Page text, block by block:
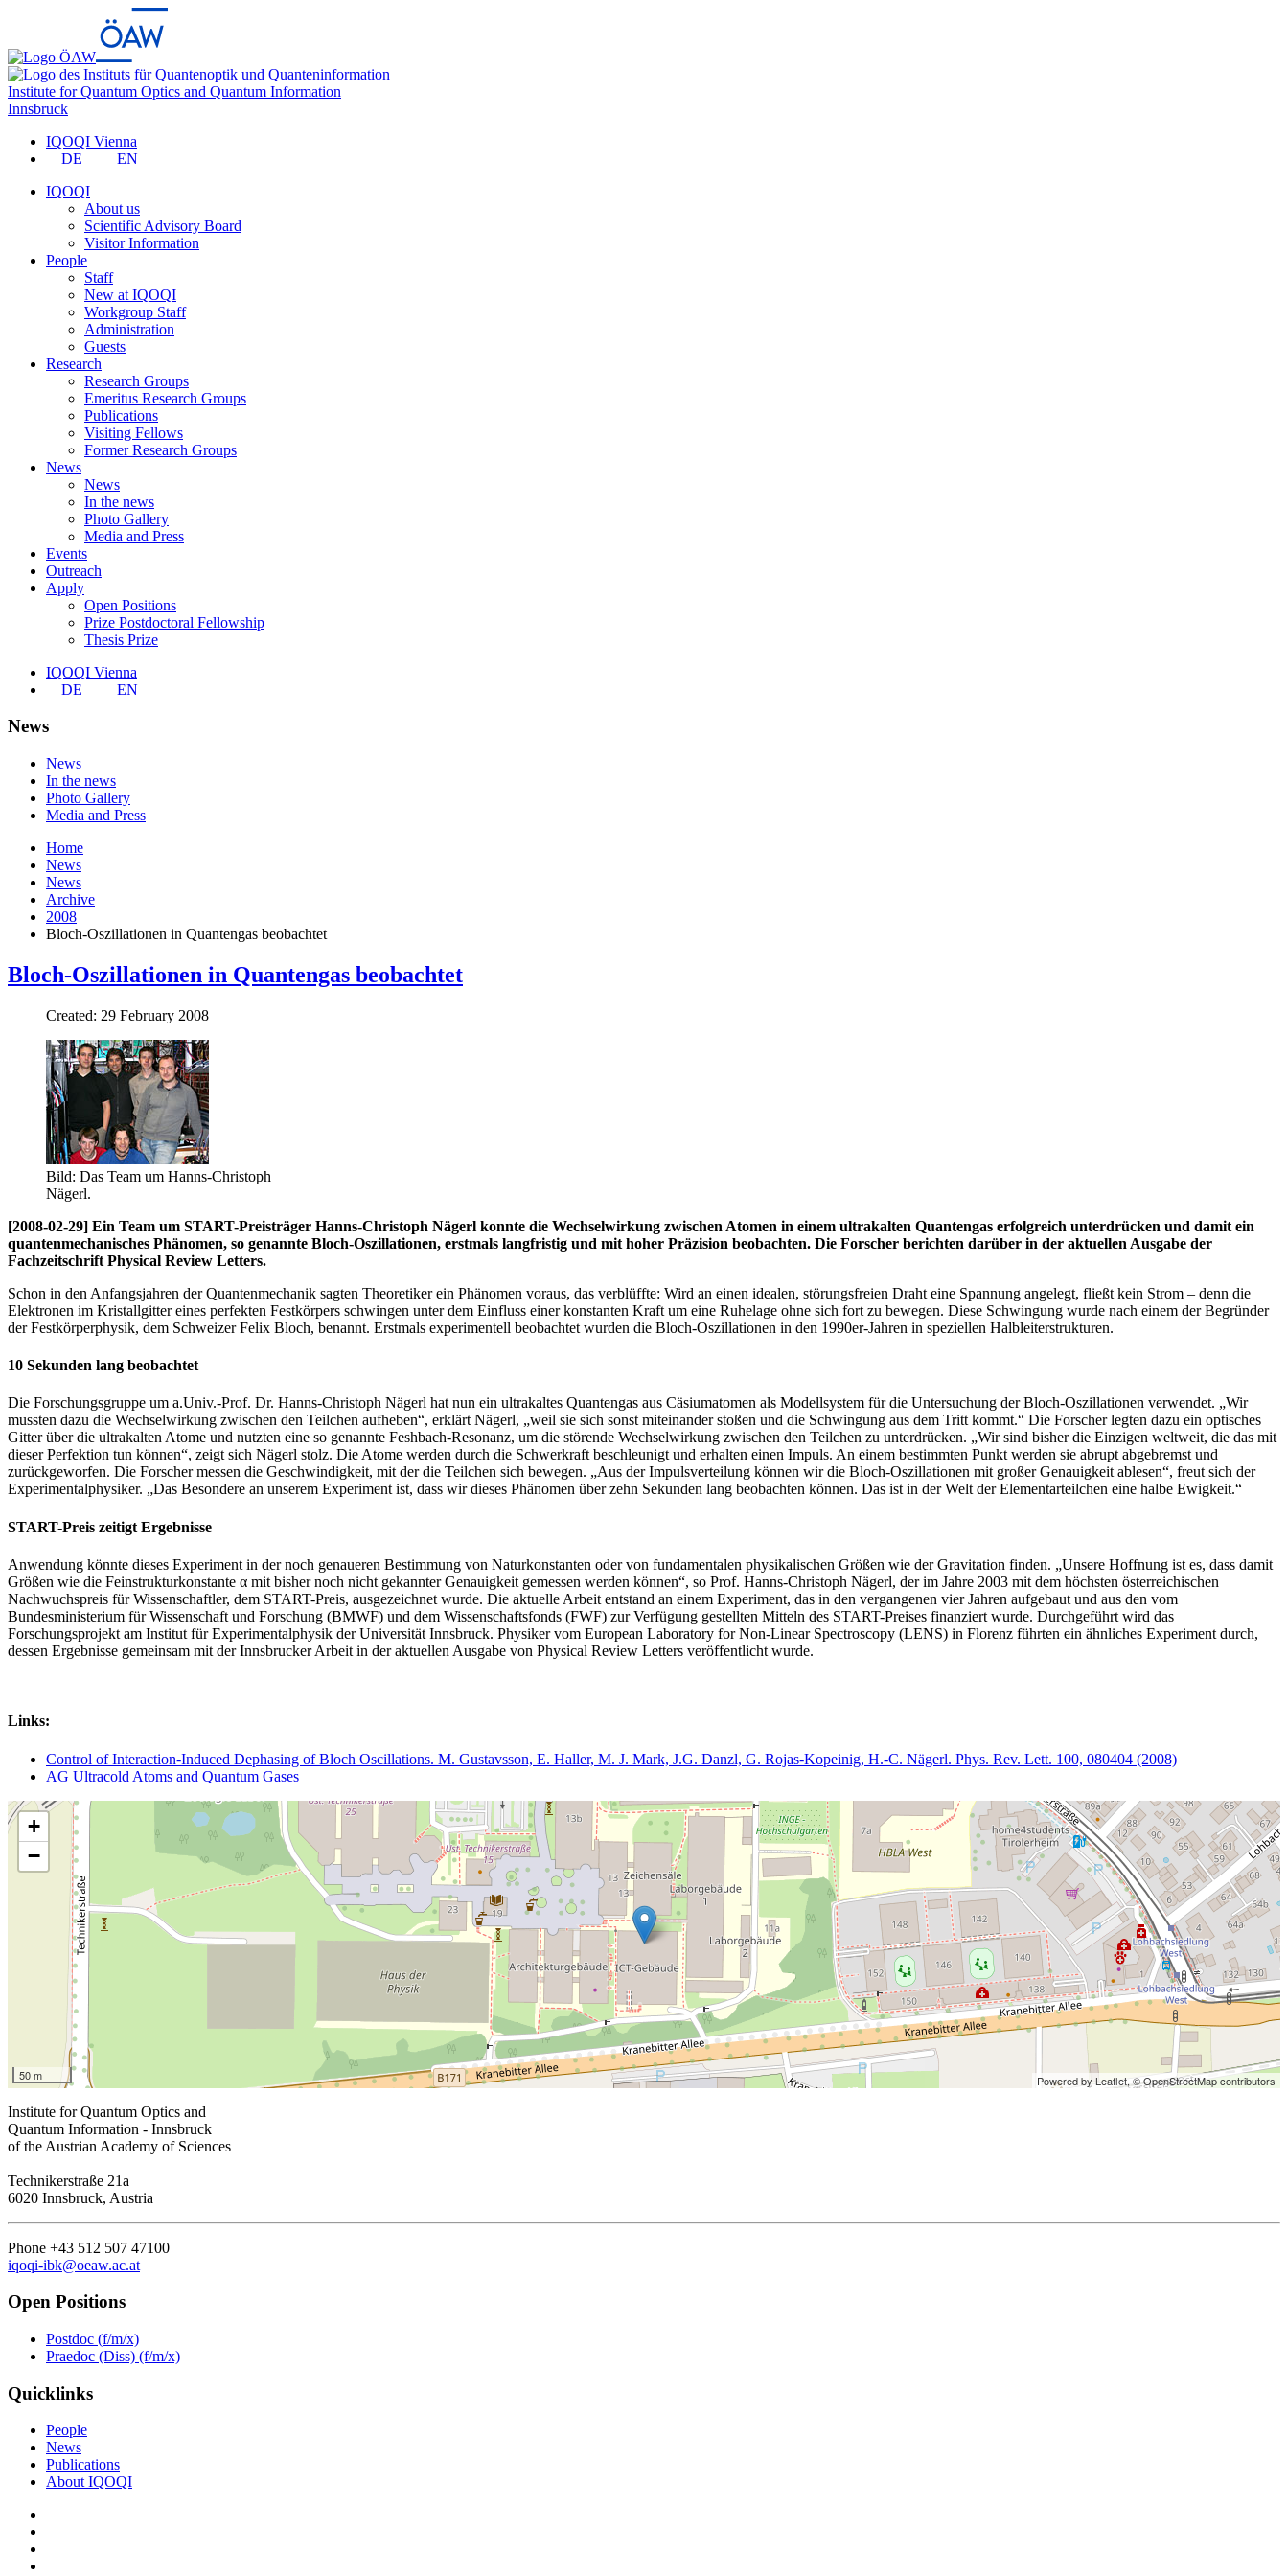
Institute for Quantum Optics and Quantum Information
Innsbruck
IQOQI Vienna
DE
EN
IQOQI
About us
Scientific Advisory Board
Visitor Information
People
Staff
New at IQOQI
Workgroup Staff
Administration
Guests
Research
Research Groups
Emeritus Research Groups
Publications
Visiting Fellows
Former Research Groups
News
News
In the news
Photo Gallery
Media and Press
Events
Outreach
Apply
Open Positions
Prize Postdoctoral Fellowship
Thesis Prize
IQOQI Vienna
DE
EN
News
News
In the news
Photo Gallery
Media and Press
Home
News
News
Archive
2008
Bloch-Oszillationen in Quantengas beobachtet
Bloch-Oszillationen in Quantengas beobachtet
Created: 29 February 2008
Bild: Das Team um Hanns-Christoph
Nägerl.
[2008-02-29] Ein Team um START-Preisträger Hanns-Christoph Nägerl konnte die Wechselwirkung zwischen Atomen in einem ultrakalten Quantengas erfolgreich unterdrücken und damit ein
quantenmechanisches Phänomen, so genannte Bloch-Oszillationen, erstmals langfristig und mit hoher Präzision beobachten. Die Forscher berichten darüber in der aktuellen Ausgabe der
Fachzeitschrift Physical Review Letters.
Schon in den Anfangsjahren der Quantenmechanik sagten Theoretiker ein Phänomen voraus, das verblüffte: Wird an einen idealen, störungsfreien Draht eine Spannung angelegt, fließt kein Strom – denn die
Elektronen im Kristallgitter eines perfekten Festkörpers schwingen unter dem Einfluss einer konstanten Kraft um eine Ruhelage ohne sich fort zu bewegen. Diese Schwingung wurde nach einem der Begründer
der Festkörperphysik, dem Schweizer Felix Bloch, benannt. Erstmals experimentell beobachtet wurden die Bloch-Oszillationen in den 1990er-Jahren in speziellen Halbleiterstrukturen.
10 Sekunden lang beobachtet
Die Forschungsgruppe um a.Univ.-Prof. Dr. Hanns-Christoph Nägerl hat nun ein ultrakaltes Quantengas aus Cäsiumatomen als Modellsystem für die Untersuchung der Bloch-Oszillationen verwendet. „Wir
mussten dazu die Wechselwirkung zwischen den Teilchen aufheben“, erklärt Nägerl, „weil sie sich sonst miteinander stoßen und die Schwingung aus dem Tritt kommt.“ Die Forscher legten dazu ein optisches
Gitter über die ultrakalten Atome und nutzten eine so genannte Feshbach-Resonanz, um die störende Wechselwirkung zwischen den Teilchen zu unterdrücken. „Wir sind bisher die Einzigen weltweit, die das mit
dieser Perfektion tun können“, zeigt sich Nägerl stolz. Die Atome werden durch die Schwerkraft beschleunigt und erhalten einen Impuls. An einem bestimmten Punkt werden sie abrupt abgebremst und
zurückgeworfen. Die Forscher messen die Geschwindigkeit, mit der die Teilchen sich bewegen. „Aus der Impulsverteilung können wir die Bloch-Oszillationen mit großer Genauigkeit ablesen“, freut sich der
Experimentalphysiker. „Das Besondere an unserem Experiment ist, dass wir dieses Phänomen über zehn Sekunden lang beobachten können. Das ist in der Welt der Elementarteilchen eine halbe Ewigkeit.“
START-Preis zeitigt Ergebnisse
Anwendung könnte dieses Experiment in der noch genaueren Bestimmung von Naturkonstanten oder von fundamentalen physikalischen Größen wie der Gravitation finden. „Unsere Hoffnung ist es, dass damit
Größen wie die Feinstrukturkonstante α mit bisher noch nicht gekannter Genauigkeit gemessen werden können“, so Prof. Hanns-Christoph Nägerl, der im Jahre 2003 mit dem höchsten österreichischen
Nachwuchspreis für Wissenschaftler, dem START-Preis, ausgezeichnet wurde. Die aktuelle Arbeit entstand an einem Experiment, das in den vergangenen vier Jahren aufgebaut und aus den vom
Bundesministerium für Wissenschaft und Forschung (BMWF) und dem Wissenschaftsfonds (FWF) zur Verfügung gestellten Mitteln des START-Preises finanziert wurde. Durchgeführt wird das
Forschungsprojekt am Institut für Experimentalphysik der Universität Innsbruck. Physiker vom European Laboratory for Non-Linear Spectroscopy (LENS) in Florenz führten ein ähnliches Experiment durch,
dessen Ergebnisse gemeinsam mit der Innsbrucker Arbeit in der aktuellen Ausgabe von Physical Review Letters veröffentlicht wurde.
Links:
Control of Interaction-Induced Dephasing of Bloch Oscillations. M. Gustavsson, E. Haller, M. J. Mark, J.G. Danzl, G. Rojas-Kopeinig, H.-C. Nägerl. Phys. Rev. Lett. 100, 080404 (2008)
AG Ultracold Atoms and Quantum Gases
+
−
50 m Powered by Leaflet, © OpenStreetMap contributors
Institute for Quantum Optics and
Quantum Information - Innsbruck
of the Austrian Academy of Sciences
Technikerstraße 21a
6020 Innsbruck, Austria
Phone +43 512 507 47100
iqoqi-ibk@oeaw.ac.at
Open Positions
Postdoc (f/m/x)
Praedoc (Diss) (f/m/x)
Quicklinks
People
News
Publications
About IQOQI